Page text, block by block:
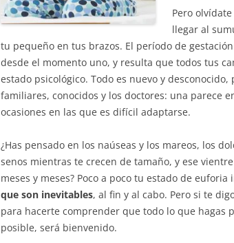
Pero
llegar al
tu pequeño en tus brazos. El período de
desde el momento uno, y resulta que todos tus
estado psicológico. Todo es nuevo y
familiares, conocidos y los doctores: una parece
ocasiones en las que es difícil adaptarse.
¿Has pensado en los naúseas y los mareos, los
senos mientras te crecen de tamaño, y ese
meses y meses? Poco a poco tu estado de
que son inevitables, al fin y al cabo. Pero si te
para hacerte comprender que todo lo que hagas
posible, será bienvenido.